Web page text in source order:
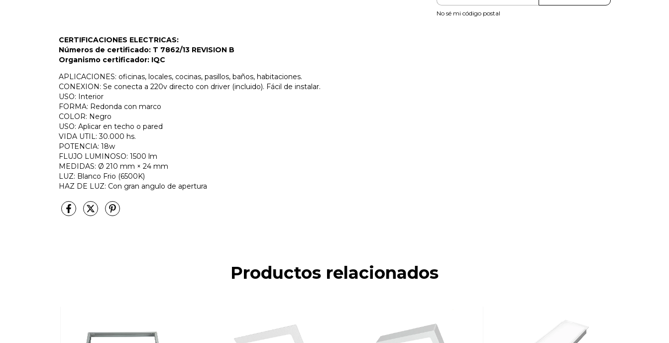
CERTIFICACIONES ELECTRICAS:
Números de certificado: T 7862/13 REVISION B
Organismo certificador: IQC
APLICACIONES: oficinas, locales, cocinas, pasillos, baños, habitaciones.
CONEXION: Se conecta a 220v directo con driver (incluido). Fácil de instalar.
USO: Interior
FORMA: Redonda con marco
COLOR: Negro
USO: Aplicar en techo o pared
VIDA UTIL: 30.000 hs.
POTENCIA: 18w
FLUJO LUMINOSO: 1500 lm
MEDIDAS: Ø 210 mm × 24 mm
LUZ: Blanco Frio (6500K)
HAZ DE LUZ: Con gran angulo de apertura
No sé mi código postal
Productos relacionados